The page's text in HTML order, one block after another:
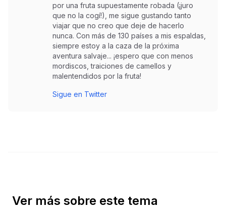
por una fruta supuestamente robada (¡juro
que no la cogí!), me sigue gustando tanto
viajar que no creo que deje de hacerlo
nunca. Con más de 130 países a mis espaldas,
siempre estoy a la caza de la próxima
aventura salvaje... ¡espero que con menos
mordiscos, traiciones de camellos y
malentendidos por la fruta!
Sigue en Twitter
Ver más sobre este tema